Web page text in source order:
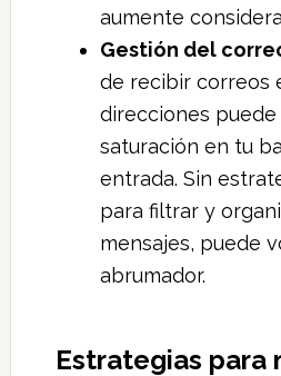
aumente
Gestión del
de recibir correos
direcciones puede
saturación en tu
entrada. Sin
para filtrar y
mensajes, puede
abrumador.
Estrategias para